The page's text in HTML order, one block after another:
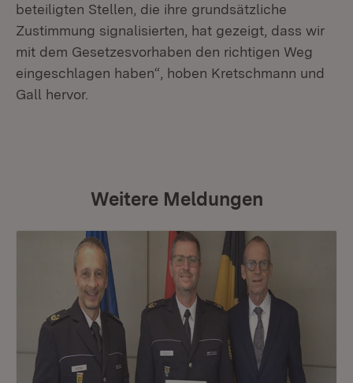
beteiligten Stellen, die ihre grundsätzliche
Zustimmung signalisierten, hat gezeigt, dass wir
mit dem Gesetzesvorhaben den richtigen Weg
eingeschlagen haben“, hoben Kretschmann und
Gall hervor.
Weitere Meldungen